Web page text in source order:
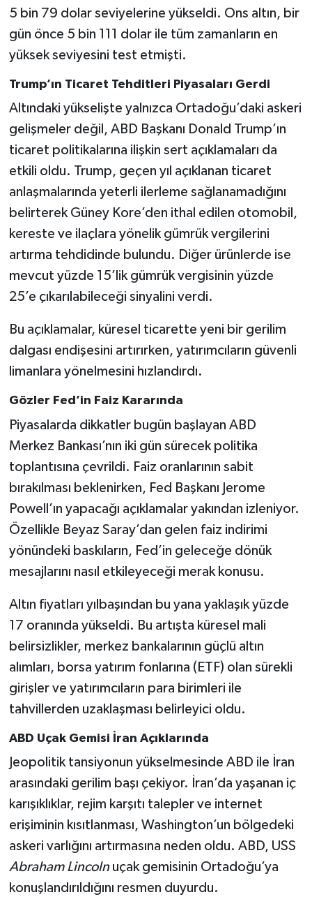
5 bin 79 dolar seviyelerine yükseldi. Ons altın, bir
gün önce 5 bin 111 dolar ile tüm zamanların en
yüksek seviyesini test etmişti.
Trump’ın Ticaret Tehditleri Piyasaları Gerdi
Altındaki yükselişte yalnızca Ortadoğu’daki askeri
gelişmeler değil, ABD Başkanı Donald Trump’ın
ticaret politikalarına ilişkin sert açıklamaları da
etkili oldu. Trump, geçen yıl açıklanan ticaret
anlaşmalarında yeterli ilerleme sağlanamadığını
belirterek Güney Kore’den ithal edilen otomobil,
kereste ve ilaçlara yönelik gümrük vergilerini
artırma tehdidinde bulundu. Diğer ürünlerde ise
mevcut yüzde 15’lik gümrük vergisinin yüzde
25’e çıkarılabileceği sinyalini verdi.
Bu açıklamalar, küresel ticarette yeni bir gerilim
dalgası endişesini artırırken, yatırımcıların güvenli
limanlara yönelmesini hızlandırdı.
Gözler Fed’in Faiz Kararında
Piyasalarda dikkatler bugün başlayan ABD
Merkez Bankası’nın iki gün sürecek politika
toplantısına çevrildi. Faiz oranlarının sabit
bırakılması beklenirken, Fed Başkanı Jerome
Powell’ın yapacağı açıklamalar yakından izleniyor.
Özellikle Beyaz Saray’dan gelen faiz indirimi
yönündeki baskıların, Fed’in geleceğe dönük
mesajlarını nasıl etkileyeceği merak konusu.
Altın fiyatları yılbaşından bu yana yaklaşık yüzde
17 oranında yükseldi. Bu artışta küresel mali
belirsizlikler, merkez bankalarının güçlü altın
alımları, borsa yatırım fonlarına (ETF) olan sürekli
girişler ve yatırımcıların para birimleri ile
tahvillerden uzaklaşması belirleyici oldu.
ABD Uçak Gemisi İran Açıklarında
Jeopolitik tansiyonun yükselmesinde ABD ile İran
arasındaki gerilim başı çekiyor. İran’da yaşanan iç
karışıklıklar, rejim karşıtı talepler ve internet
erişiminin kısıtlanması, Washington’un bölgedeki
askeri varlığını artırmasına neden oldu. ABD, USS
Abraham Lincolnuçak gemisinin Ortadoğu’ya
konuşlandırıldığını resmen duyurdu.